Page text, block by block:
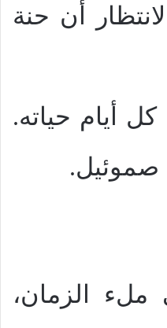
أن حنة
أيام حياته.
صموئيل.
الزمان،